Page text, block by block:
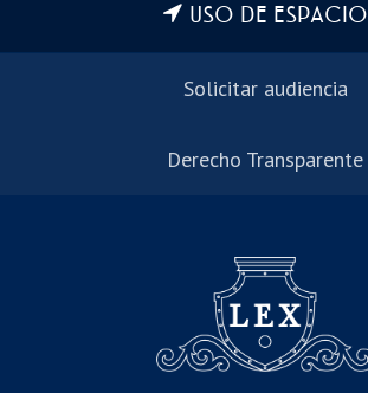
USO DE ESPACIO
Solicitar audiencia
Derecho Transparente